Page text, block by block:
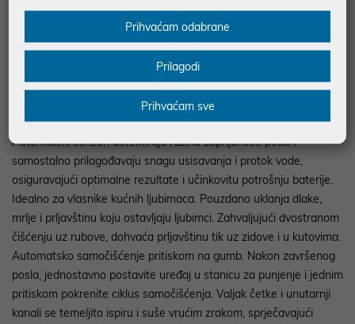
podova u vašem domu, bez napora i bez nereda. Vrhunske
značajke za savršenu čistoću: 2-u-1 Učinkovitost! Istovremeno
usisava suhu prljavštinu i pere podove, štedeći vam dragocjeno
vrijeme i trud. Higijenski sustav s dva spremnika. Inovativni dizajn
drži čistu vodu i deterdžent potpuno odvojenima od prljave vode
koju usisava. Time se osigurava da se vaši podovi uvijek peru
isključivo čistom vodom. Pametna X-SENSE Tehnologija.
Automatski senzori detektiraju razinu zaprljanosti poda i
samostalno prilagođavaju snagu usisavanja i protok vode,
osiguravajući optimalne rezultate i učinkovitu potrošnju baterije.
Idealno za vlasnike kućnih ljubimaca. Pouzdano uklanja dlake,
mrlje i prljavštinu koju ostavljaju ljubimci. Zahvaljujući dvostranom
čišćenju uz rubove, dohvaća prljavštinu tik uz zidove i u kutovima.
Automatsko samočišćenje pritiskom na gumb. Nakon završenog
posla, jednostavno postavite uređaj u stanicu za punjenje i jednim
pritiskom pokrenite ciklus samočišćenja. Valjak četke i unutarnji
kanali se temeljito ispiru i suše vrućim zrakom, sprječavajući
Prihvaćam odabrane
Prilagodi
Prihvaćam sve